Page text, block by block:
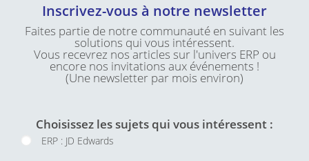
Inscrivez-vous à notre newsletter
Faites partie de notre communauté en suivant les
solutions qui vous intéressent.
Vous recevrez nos articles sur l'univers ERP ou
encore nos invitations aux événements !
(Une newsletter par mois environ)
Choisissez les sujets qui vous intéressent :
ERP : JD Edwards